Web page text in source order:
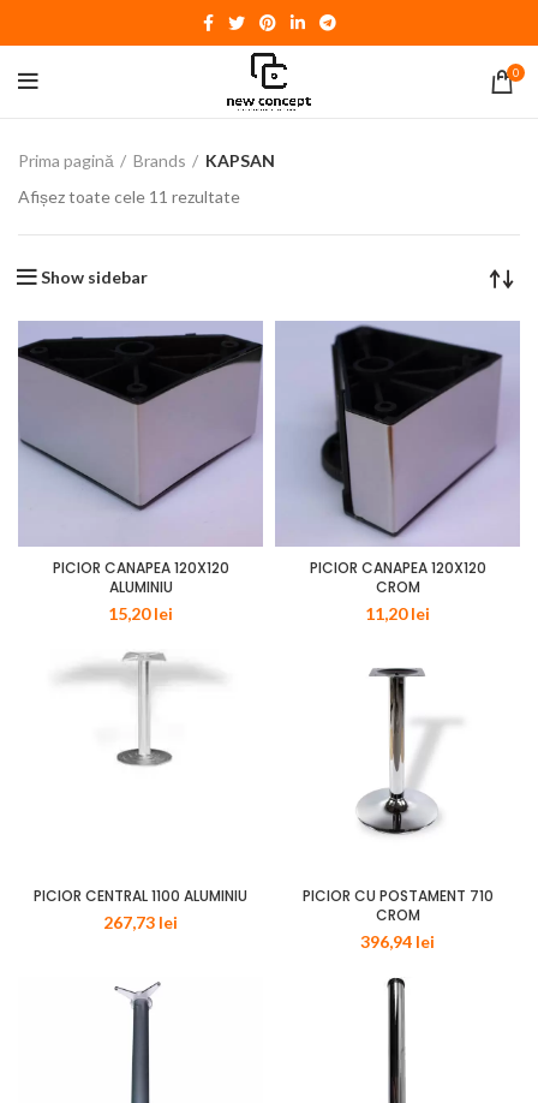
0
Prima pagină Brands
KAPSAN
Afișez toate cele 11 rezultate
Show sidebar
PICIOR CANAPEA 120X120
ALUMINIU
15,20lei
PICIOR CANAPEA 120X120
CROM
11,20lei
PICIOR CENTRAL 1100 ALUMINIU
267,73 lei
PICIOR CU POSTAMENT 710
CROM
396,94 lei